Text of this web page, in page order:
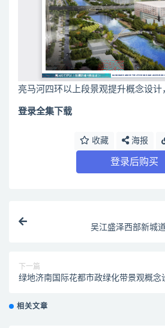
亮马河四环以上段景观提升概念设计
登录全集下载
收藏 海报
登录后购买
吴江盛泽西部新城
下一篇
绿地济南国际花都市政绿化带景观概念
相关文章